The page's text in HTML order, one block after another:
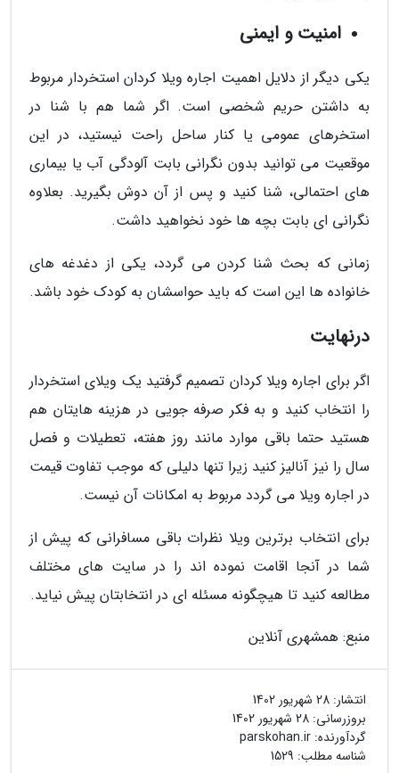
امنیت و ایمنی
یکی دیگر از دلایل اهمیت اجاره ویلا کردان استخردار مربوط
به داشتن حریم شخصی است. اگر شما هم با شنا در
استخرهای عمومی یا کنار ساحل راحت نیستید، در این
موقعیت می توانید بدون نگرانی بابت آلودگی آب یا بیماری
های احتمالی، شنا کنید و پس از آن دوش بگیرید. بعلاوه
نگرانی ای بابت بچه ها خود نخواهید داشت.
زمانی که بحث شنا کردن می گردد، یکی از دغدغه های
خانواده ها این است که باید حواسشان به کودک خود باشد.
درنهایت
اگر برای اجاره ویلا کردان تصمیم گرفتید یک ویلای استخردار
را انتخاب کنید و به فکر صرفه جویی در هزینه هایتان هم
هستید حتما باقی موارد مانند روز هفته، تعطیلات و فصل
سال را نیز آنالیز کنید زیرا تنها دلیلی که موجب تفاوت قیمت
در اجاره ویلا می گردد مربوط به امکانات آن نیست.
برای انتخاب برترین ویلا نظرات باقی مسافرانی که پیش از
شما در آنجا اقامت نموده اند را در سایت های مختلف
مطالعه کنید تا هیچگونه مسئله ای در انتخابتان پیش نیاید.
منبع: همشهری آنلاین
انتشار: 28 شهریور 1402
بروزرسانی: 28 شهریور 1402
گردآورنده: parskohan.ir
شناسه مطلب: 1529